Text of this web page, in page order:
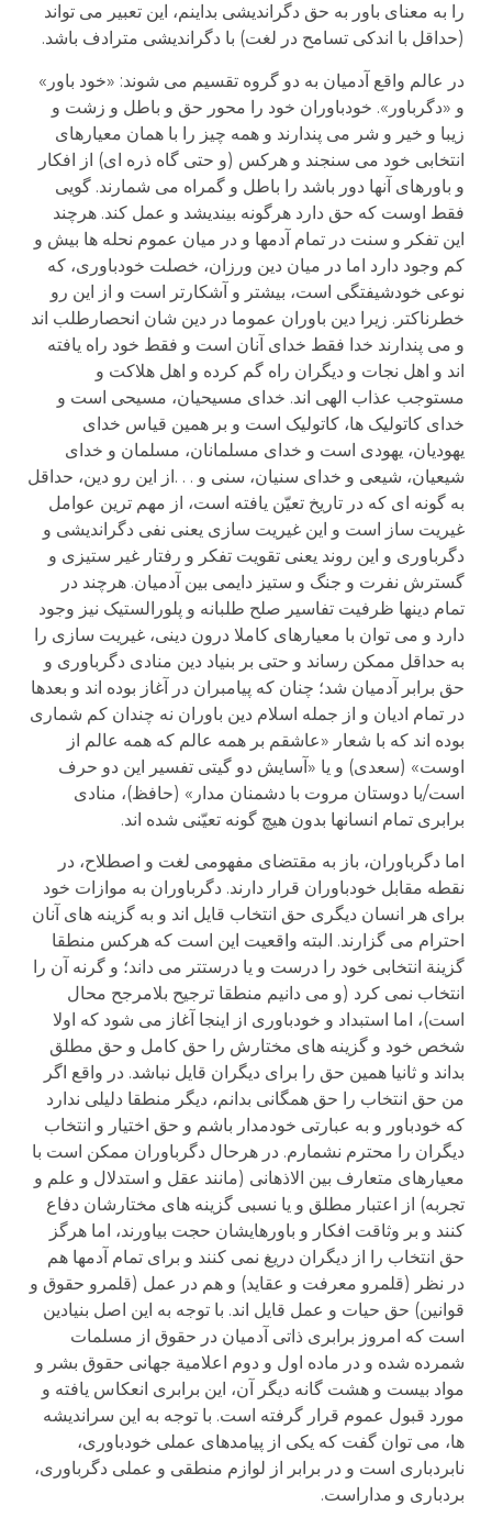
را به معنای باور به حق دگراندیشی بداینم، این تعبیر می تواند
(حداقل با اندکی تسامح در لغت) با دگراندیشی مترادف باشد.
در عالم واقع آدمیان به دو گروه تقسیم می شوند: «خود باور»
و «دگرباور». خودباوران خود را محور حق و باطل و زشت و
زیبا و خیر و شر می پندارند و همه چیز را با همان معیارهای
انتخابی خود می سنجند و هرکس (و حتی گاه ذره ای) از افکار
و باورهای آنها دور باشد را باطل و گمراه می شمارند. گویی
فقط اوست که حق دارد هرگونه بیندیشد و عمل کند. هرچند
این تفکر و سنت در تمام آدمها و در میان عموم نحله ها بیش و
کم وجود دارد اما در میان دین ورزان، خصلت خودباوری، که
نوعی خودشیفتگی است، بیشتر و آشکارتر است و از این رو
خطرناکتر. زیرا دین باوران عموما در دین شان انحصارطلب اند
و می پندارند خدا فقط خدای آنان است و فقط خود راه یافته
اند و اهل نجات و دیگران راه گم کرده و اهل هلاکت و
مستوجب عذاب الهی اند. خدای مسیحیان، مسیحی است و
خدای کاتولیک ها، کاتولیک است و بر همین قیاس خدای
یهودیان، یهودی است و خدای مسلمانان، مسلمان و خدای
شیعیان، شیعی و خدای سنیان، سنی و . . .از این رو دین، حداقل
به گونه ای که در تاریخ تعیّن یافته است، از مهم ترین عوامل
غیریت ساز است و این غیریت سازی یعنی نفی دگراندیشی و
دگرباوری و این روند یعنی تقویت تفکر و رفتار غیر ستیزی و
گسترش نفرت و جنگ و ستیز دایمی بین آدمیان. هرچند در
تمام دینها ظرفیت تفاسیر صلح طلبانه و پلورالستیک نیز وجود
دارد و می توان با معیارهای کاملا درون دینی، غیریت سازی را
به حداقل ممکن رساند و حتی بر بنیاد دین منادی دگرباوری و
حق برابر آدمیان شد؛ چنان که پیامبران در آغاز بوده اند و بعدها
در تمام ادیان و از جمله اسلام دین باوران نه چندان کم شماری
بوده اند که با شعار «عاشقم بر همه عالم که همه عالم از
اوست» (سعدی) و یا «آسایش دو گیتی تفسیر این دو حرف
است/با دوستان مروت با دشمنان مدار» (حافظ)، منادی
برابری تمام انسانها بدون هیچ گونه تعیّنی شده اند.
اما دگرباوران، باز به مقتضای مفهومی لغت و اصطلاح، در
نقطه مقابل خودباوران قرار دارند. دگرباوران به موازات خود
برای هر انسان دیگری حق انتخاب قایل اند و به گزینه های آنان
احترام می گزارند. البته واقعیت این است که هرکس منطقا
گزینة انتخابی خود را درست و یا درست­تر می داند؛ و گرنه آن را
انتخاب نمی کرد (و می دانیم منطقا ترجیح بلامرجح محال
است)، اما استبداد و خودباوری از اینجا آغاز می شود که اولا
شخص خود و گزینه های مختارش را حق کامل و حق مطلق
بداند و ثانیا همین حق را برای دیگران قایل نباشد. در واقع اگر
من حق انتخاب را حق همگانی بدانم، دیگر منطقا دلیلی ندارد
که خودباور و به عبارتی خودمدار باشم و حق اختیار و انتخاب
دیگران را محترم نشمارم. در هرحال دگرباوران ممکن است با
معیارهای متعارف بین الاذهانی (مانند عقل و استدلال و علم و
تجربه) از اعتبار مطلق و یا نسبی گزینه های مختارشان دفاع
کنند و بر وثاقت افکار و باورهایشان حجت بیاورند، اما هرگز
حق انتخاب را از دیگران دریغ نمی کنند و برای تمام آدمها هم
در نظر (قلمرو معرفت و عقاید) و هم در عمل (قلمرو حقوق و
قوانین) حق حیات و عمل قایل اند. با توجه به این اصل بنیادین
است که امروز برابری ذاتی آدمیان در حقوق از مسلمات
شمرده شده و در ماده اول و دوم اعلامیة جهانی حقوق بشر و
مواد بیست و هشت گانه دیگر آن، این برابری انعکاس یافته و
مورد قبول عموم قرار گرفته است. با توجه به این سراندیشه
ها، می توان گفت که یکی از پیامدهای عملی خودباوری،
نابردباری است و در برابر از لوازم منطقی و عملی دگرباوری،
بردباری و مداراست.